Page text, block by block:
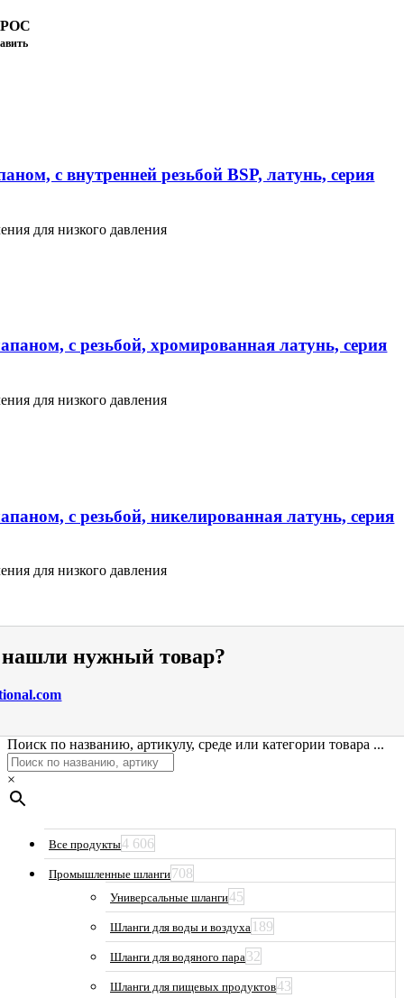
с внутренней резьбой BSP, латунь, серия
для низкого давления
с резьбой, хромированная латунь, серия
для низкого давления
с резьбой, никелированная латунь, серия
для низкого давления
нужный товар?
Поиск по названию, артикулу, среде или категории товара ...
×
Все продукты4 606
Промышленные шланги708
Универсальные шланги45
Шланги для воды и воздуха 189
Шланги для водяного пара32
Шланги для пищевых продуктов43